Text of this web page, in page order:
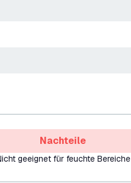
Nachteile
geeignet für feuchte Bereiche